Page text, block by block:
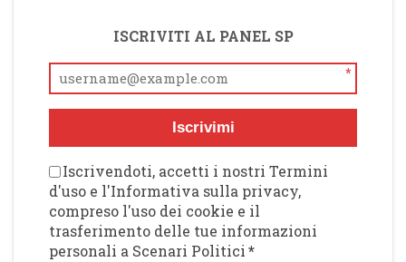
ISCRIVITI AL PANEL SP
*
Iscrivimi
Iscrivendoti, accetti i nostri Termini
d'uso e l'Informativa sulla privacy,
compreso l'uso dei cookie e il
trasferimento delle tue informazioni
personali a Scenari Politici*